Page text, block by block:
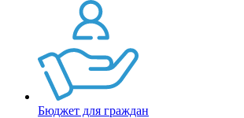
Бюджет для граждан